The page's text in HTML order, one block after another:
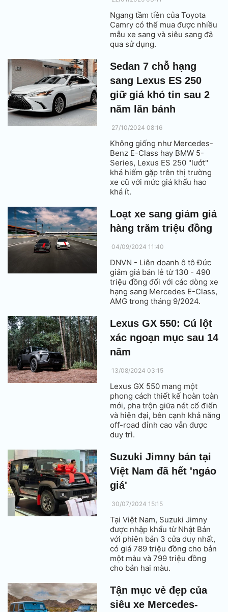
Ngang tầm tiền của Toyota
Camry có thể mua được nhiều
mẫu xe sang và siêu sang đã
qua sử dụng.
Sedan 7 chỗ hạng
sang Lexus ES 250
giữ giá khó tin sau 2
năm lăn bánh
27/10/2024 08:16
Không giống như Mercedes-
Benz E-Class hay BMW 5-
Series, Lexus ES 250 "lướt"
khá hiếm gặp trên thị trường
xe cũ với mức giá khấu hao
khá ít.
Loạt xe sang giảm giá
hàng trăm triệu đồng
04/09/2024 11:40
DNVN - Liên doanh ô tô Đức
giảm giá bán lẻ từ 130 - 490
triệu đồng đối với các dòng xe
hạng sang Mercedes E-Class,
AMG trong tháng 9/2024.
Lexus GX 550: Cú lột
xác ngoạn mục sau 14
năm
13/08/2024 03:15
Lexus GX 550 mang một
phong cách thiết kế hoàn toàn
mới, pha trộn giữa nét cổ điển
và hiện đại, bên cạnh khả năng
off-road đỉnh cao vẫn được
duy trì.
Suzuki Jimny bán tại
Việt Nam đã hết 'ngáo
giá'
30/07/2024 15:15
Tại Việt Nam, Suzuki Jimny
được nhập khẩu từ Nhật Bản
với phiên bản 3 cửa duy nhất,
có giá 789 triệu đồng cho bản
một màu và 799 triệu đồng
cho bản hai màu.
Tận mục vẻ đẹp của
siêu xe Mercedes-